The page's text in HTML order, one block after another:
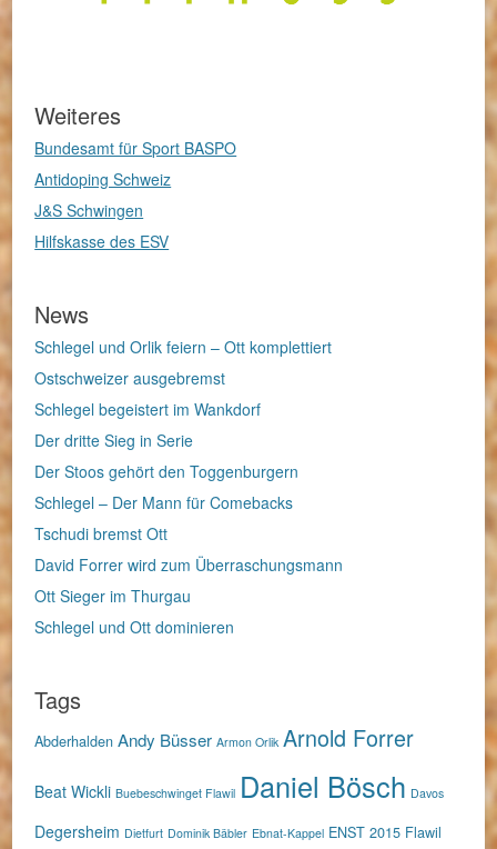
Weiteres
Bundesamt für Sport BASPO
Antidoping Schweiz
J&S Schwingen
Hilfskasse des ESV
News
Schlegel und Orlik feiern – Ott komplettiert
Ostschweizer ausgebremst
Schlegel begeistert im Wankdorf
Der dritte Sieg in Serie
Der Stoos gehört den Toggenburgern
Schlegel – Der Mann für Comebacks
Tschudi bremst Ott
David Forrer wird zum Überraschungsmann
Ott Sieger im Thurgau
Schlegel und Ott dominieren
Tags
Abderhalden Andy Büsser Armon Orlik Arnold Forrer
Beat Wickli Buebeschwinget Flawil Daniel Bösch Davos
Degersheim Dietfurt Dominik Bäbler Ebnat-Kappel ENST 2015 Flawil